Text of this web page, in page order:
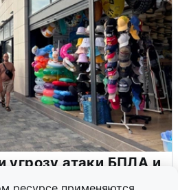
угрозу атаки БПЛА и